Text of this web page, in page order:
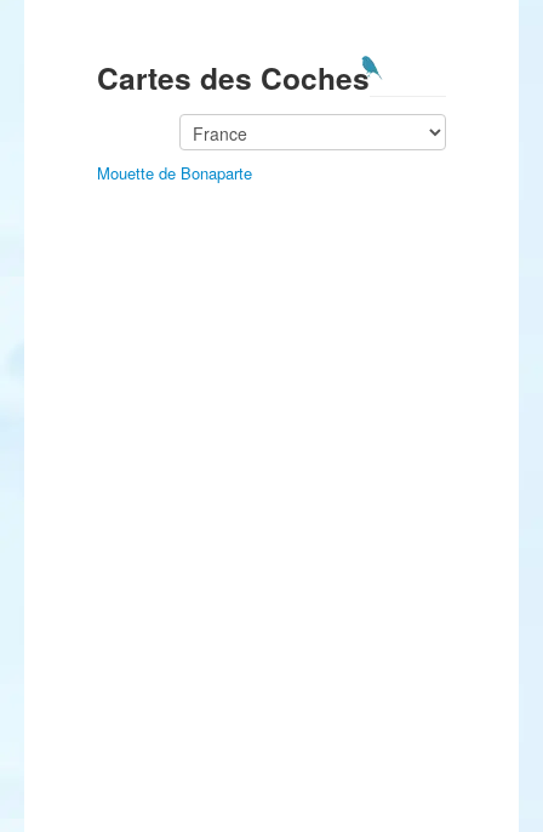
Cartes des Coches
Mouette de Bonaparte